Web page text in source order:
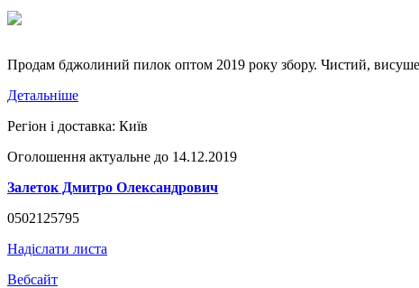
Продам бджолиний пилок оптом 2019 року збору. Чистий,
Детальніше
Регіон і доставка: Київ
Оголошення актуальне до 14.12.2019
Залеток Дмитро Олександрович
0502125795
Надіслати листа
Вебсайт